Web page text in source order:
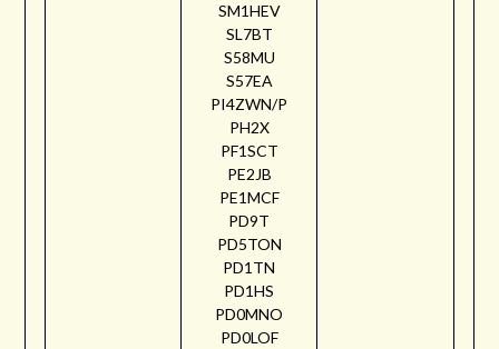
SM1HEV
SL7BT
S58MU
S57EA
PI4ZWN/P
PH2X
PF1SCT
PE2JB
PE1MCF
PD9T
PD5TON
PD1TN
PD1HS
PD0MNO
PD0LOF